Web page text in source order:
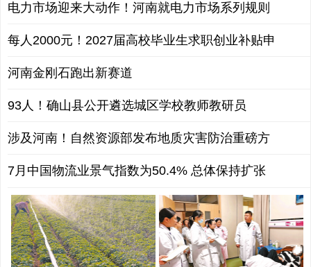
电力市场迎来大动作！河南就电力市场系列规则
每人2000元！2027届高校毕业生求职创业补贴申
河南金刚石跑出新赛道
93人！确山县公开遴选城区学校教师教研员
涉及河南！自然资源部发布地质灾害防治重磅方
7月中国物流业景气指数为50.4% 总体保持扩张